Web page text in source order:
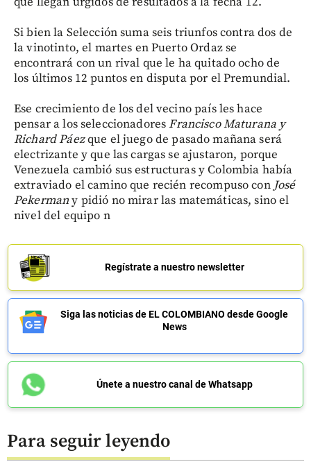
Si bien la Selección suma seis triunfos contra dos de
la vinotinto, el martes en Puerto Ordaz se
encontrará con un rival que le ha quitado ocho de
los últimos 12 puntos en disputa por el Premundial.
Ese crecimiento de los del vecino país les hace
pensar a los seleccionadoresFrancisco Maturana y
Richard Páezque el juego de pasado mañana será
electrizante y que las cargas se ajustaron, porque
Venezuela cambió sus estructuras y Colombia había
extraviado el camino que recién recompuso con José
Pekermany pidió no mirar las matemáticas, sino el
nivel del equipo n
Regístrate a nuestro newsletter
Siga las noticias de EL COLOMBIANO desde Google
News
Únete a nuestro canal de Whatsapp
Para seguir leyendo